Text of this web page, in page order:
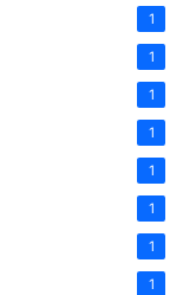
1
1
1
1
1
1
1
1